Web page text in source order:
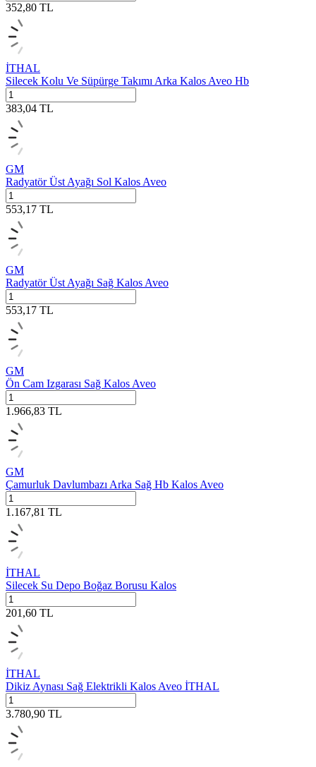
352,80 TL
İTHAL
Silecek Kolu Ve Süpürge Takımı Arka Kalos Aveo Hb
383,04 TL
GM
Radyatör Üst Ayağı Sol Kalos Aveo
553,17 TL
GM
Radyatör Üst Ayağı Sağ Kalos Aveo
553,17 TL
GM
Ön Cam Izgarası Sağ Kalos Aveo
1.966,83 TL
GM
Çamurluk Davlumbazı Arka Sağ Hb Kalos Aveo
1.167,81 TL
İTHAL
Silecek Su Depo Boğaz Borusu Kalos
201,60 TL
İTHAL
Dikiz Aynası Sağ Elektrikli Kalos Aveo İTHAL
3.780,90 TL